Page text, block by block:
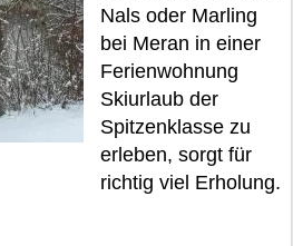
Nals oder Marling
bei Meran in einer
Ferienwohnung
Skiurlaub der
Spitzenklasse zu
erleben, sorgt für
richtig viel Erholung.